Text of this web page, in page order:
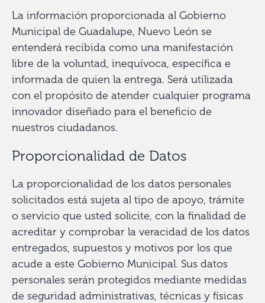
La información proporcionada al Gobierno
Municipal de Guadalupe, Nuevo León se
entenderá recibida como una manifestación
libre de la voluntad, inequívoca, específica e
informada de quien la entrega. Será utilizada
con el propósito de atender cualquier programa
innovador diseñado para el beneficio de
nuestros ciudadanos.
Proporcionalidad de Datos
La proporcionalidad de los datos personales
solicitados está sujeta al tipo de apoyo, trámite
o servicio que usted solicite, con la finalidad de
acreditar y comprobar la veracidad de los datos
entregados, supuestos y motivos por los que
acude a este Gobierno Municipal. Sus datos
personales serán protegidos mediante medidas
de seguridad administrativas, técnicas y físicas